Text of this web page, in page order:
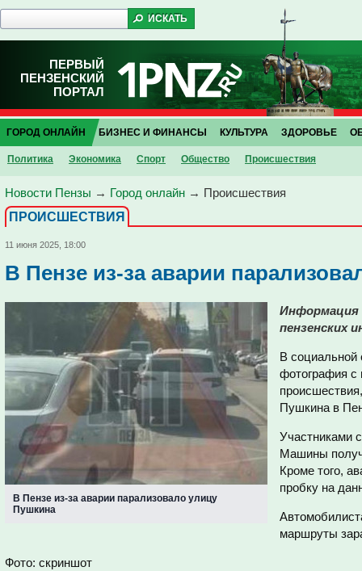
ПЕРВЫЙ
ПЕНЗЕНСКИЙ
ПОРТАЛ
ГОРОД ОНЛАЙН
Политика Экономика Спорт Общество Проиcшествия
БИЗНЕС И ФИНАНСЫ КУЛЬТУРА ЗДОРОВЬЕ
Новости Пензы → Город онлайн → Проиcшествия
ПРОИCШЕСТВИЯ
11 июня 2025, 18:00
В Пензе из-за аварии
В Пензе из-за аварии парализовало улицу
Пушкина
Информация
пензенских
В социальной
фотография с
Пушкина в
Участниками
Машины
Кроме того,
пробку на
маршруты
Фото: скриншот